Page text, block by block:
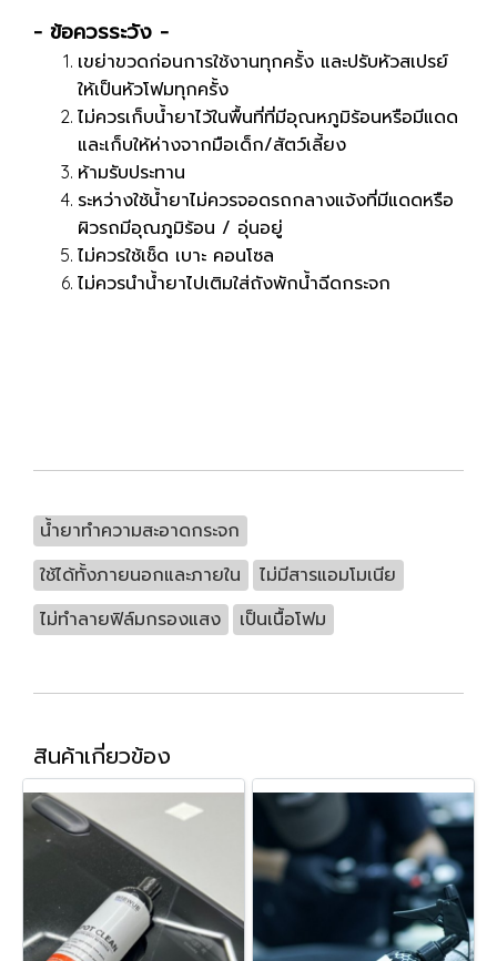
- ข้อควรระวัง -
เขย่าขวดก่อนการใช้งานทุกครั้ง และปรับหัวสเปรย์
ให้เป็นหัวโฟมทุกครั้ง
ไม่ควรเก็บน้ำยาไว้ในพื้นที่ที่มีอุณหภูมิร้อนหรือมีแดด
และเก็บให้ห่างจากมือเด็ก/สัตว์เลี้ยง
ห้ามรับประทาน
ระหว่างใช้น้ำยาไม่ควรจอดรถกลางแจ้งที่มีแดดหรือ
ผิวรถมีอุณภูมิร้อน / อุ่นอยู่
ไม่ควรใช้เช็ด เบาะ คอนโซล
ไม่ควรนำน้ำยาไปเติมใส่ถังพักน้ำฉีดกระจก
น้ำยาทำความสะอาดกระจก
ใช้ได้ทั้งภายนอกและภายใน
ไม่มีสารแอมโมเนีย
ไม่ทำลายฟิล์มกรองแสง
เป็นเนื้อโฟม
สินค้าเกี่ยวข้อง